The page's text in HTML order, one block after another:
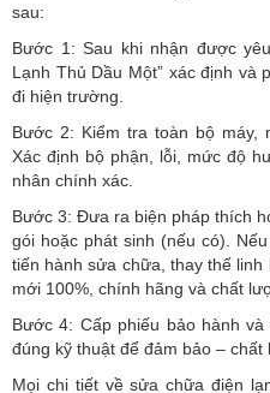
sau:
Bước 1: Sau khi nhận được
Lạnh Thủ Dầu Một” xác định và
đi hiện trường.
Bước 2: Kiểm tra toàn bộ máy,
Xác định bộ phận, lỗi, mức độ
nhân chính xác.
Bước 3: Đưa ra biện pháp thích
gói hoặc phát sinh (nếu có).
tiến hành sửa chữa, thay thế
mới 100%, chính hãng và chất
Bước 4: Cấp phiếu bảo hành
đúng kỹ thuật để đảm bảo – chất
Mọi chi tiết về sửa chữa điện